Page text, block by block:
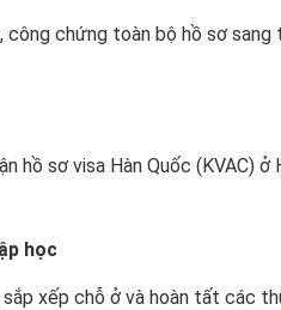
công chứng toàn bộ hồ sơ
hồ sơ visa Hàn Quốc
học
sắp xếp chỗ ở và hoàn tất các